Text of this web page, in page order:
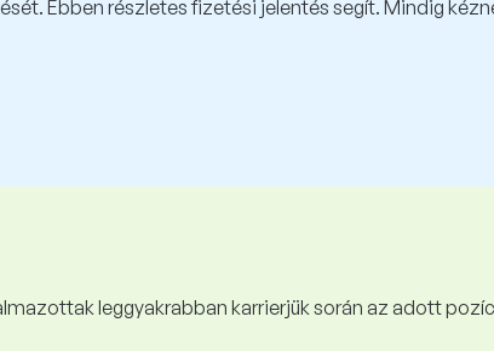
Ebben részletes fizetési jelentés segít. Mindig
leggyakrabban karrierjük során az adott